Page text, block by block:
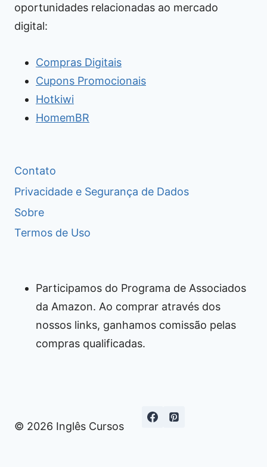
oportunidades relacionadas ao mercado
digital:
Compras Digitais
Cupons Promocionais
Hotkiwi
HomemBR
Contato
Privacidade e Segurança de Dados
Sobre
Termos de Uso
Participamos do Programa de Associados
da Amazon. Ao comprar através dos
nossos links, ganhamos comissão pelas
compras qualificadas.
© 2026 Inglês Cursos